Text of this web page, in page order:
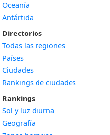
Oceanía
Antártida
Directorios
Todas las regiones
Países
Ciudades
Rankings de ciudades
Rankings
Sol y luz diurna
Geografía